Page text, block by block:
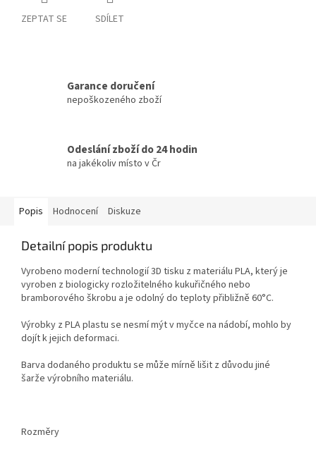
ZEPTAT SE SDÍLET
Garance doručení
nepoškozeného zboží
Odeslání zboží do 24 hodin
na jakékoliv místo v Čr
Popis Hodnocení Diskuze
Detailní popis produktu
Vyrobeno moderní technologií 3D tisku z materiálu PLA, který je
vyroben z biologicky rozložitelného kukuřičného nebo
bramborového škrobu a je odolný do teploty přibližně 60°C.
Výrobky z PLA plastu se nesmí mýt v myčce na nádobí, mohlo by
dojít k jejich deformaci.
Barva dodaného produktu se může mírně lišit z důvodu jiné
šarže výrobního materiálu.
Rozměry